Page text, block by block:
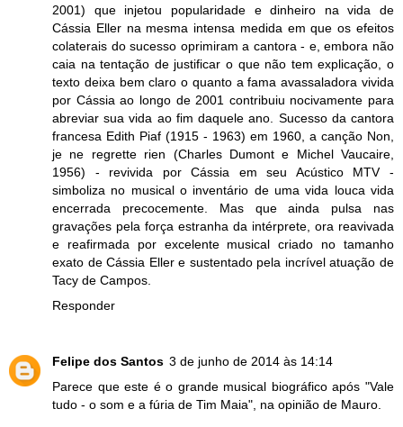
2001) que injetou popularidade e dinheiro na vida de
Cássia Eller na mesma intensa medida em que os efeitos
colaterais do sucesso oprimiram a cantora - e, embora não
caia na tentação de justificar o que não tem explicação, o
texto deixa bem claro o quanto a fama avassaladora vivida
por Cássia ao longo de 2001 contribuiu nocivamente para
abreviar sua vida ao fim daquele ano. Sucesso da cantora
francesa Edith Piaf (1915 - 1963) em 1960, a canção Non,
je ne regrette rien (Charles Dumont e Michel Vaucaire,
1956) - revivida por Cássia em seu Acústico MTV -
simboliza no musical o inventário de uma vida louca vida
encerrada precocemente. Mas que ainda pulsa nas
gravações pela força estranha da intérprete, ora reavivada
e reafirmada por excelente musical criado no tamanho
exato de Cássia Eller e sustentado pela incrível atuação de
Tacy de Campos.
Responder
Felipe dos Santos 3 de junho de 2014 às 14:14
Parece que este é o grande musical biográfico após "Vale
tudo - o som e a fúria de Tim Maia", na opinião de Mauro.